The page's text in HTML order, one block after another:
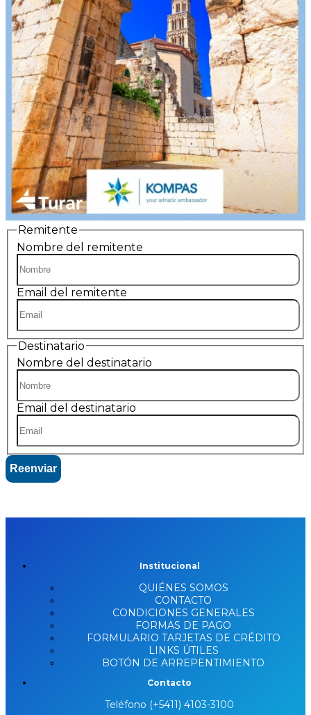
Remitente
Nombre del remitente
Email del remitente
Destinatario
Nombre del destinatario
Email del destinatario
Reenviar
Institucional
QUIÉNES SOMOS
CONTACTO
CONDICIONES GENERALES
FORMAS DE PAGO
FORMULARIO TARJETAS DE CRÉDITO
LINKS ÚTILES
BOTÓN DE ARREPENTIMIENTO
Contacto
Teléfono (+5411) 4103-3100